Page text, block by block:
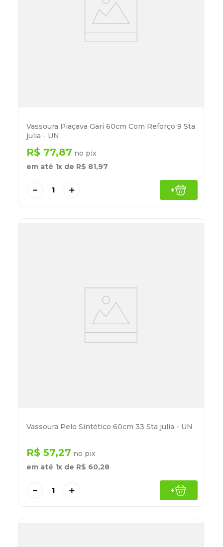
Vassoura Piaçava Gari 60cm Com Reforço 9 Sta
julia - UN
R$ 77,87 no pix
em até 1x de R$ 81,97
＋
－ +
Vassoura Pelo Sintético 60cm 33 Sta julia - UN
R$ 57,27 no pix
em até 1x de R$ 60,28
＋
－ +